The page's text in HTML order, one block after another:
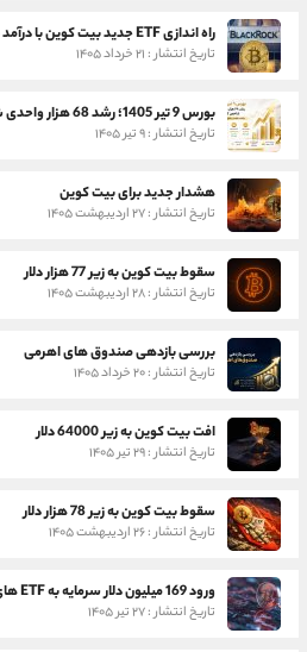
راه اندازی ETF جدید بیت کوین با درآمد ماهانه
تاریخ انتشار : ۲۱ خرداد ۱۴۰۵
تاریخ انتشار : ۹ تیر ۱۴۰۵
هشدار جدید برای بیت کوین
تاریخ انتشار : ۲۷ اردیبهشت ۱۴۰۵
سقوط بیت کوین به زیر 77 هزار دلار
تاریخ انتشار : ۲۸ اردیبهشت ۱۴۰۵
بررسی بازدهی صندوق های اهرمی
تاریخ انتشار : ۲۰ خرداد ۱۴۰۵
افت بیت کوین به زیر 64000 دلار
تاریخ انتشار : ۲۹ تیر ۱۴۰۵
سقوط بیت کوین به زیر 78 هزار دلار
تاریخ انتشار : ۲۶ اردیبهشت ۱۴۰۵
تاریخ انتشار : ۲۷ تیر ۱۴۰۵